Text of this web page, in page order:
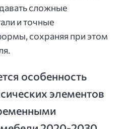
сложные
и точные
сохраняя при этом
особенность
элементов